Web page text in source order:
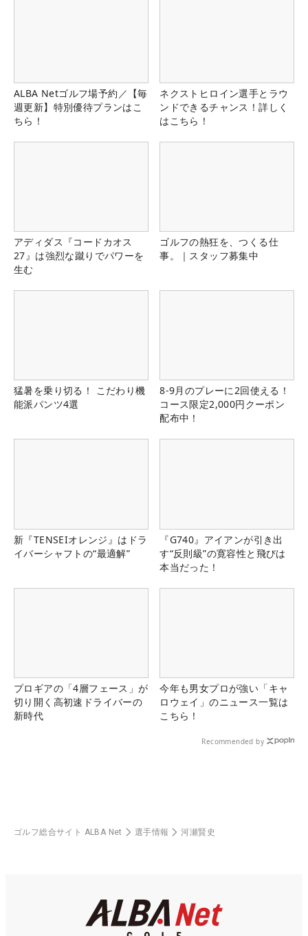
ALBA Netゴルフ場予約／【毎
週更新】特別優待プランはこ
ちら！
ネクストヒロイン選手とラウ
ンドできるチャンス！詳しく
はこちら！
アディダス『コードカオス
27』は強烈な蹴りでパワーを
生む
ゴルフの熱狂を、つくる仕
事。｜スタッフ募集中
猛暑を乗り切る！ こだわり機
能派パンツ4選
8-9月のプレーに2回使える！
コース限定2,000円クーポン
配布中！
新『TENSEIオレンジ』はドラ
イバーシャフトの“最適解”
『G740』アイアンが引き出
す“反則級”の寛容性と飛びは
本当だった！
プロギアの「4層フェース」が
切り開く高初速ドライバーの
新時代
今年も男女プロが強い「キャ
ロウェイ」のニュース一覧は
こちら！
Recommended by
ゴルフ総合サイト ALBA Net 選手情報 河瀬賢史